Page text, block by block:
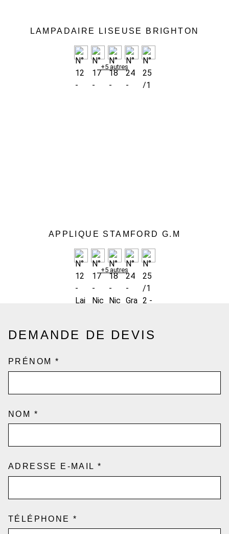
LAMPADAIRE LISEUSE BRIGHTON
+5 autres
APPLIQUE STAMFORD G.M
+5 autres
DEMANDE DE DEVIS
PRÉNOM *
NOM *
ADRESSE E-MAIL *
TÉLÉPHONE*